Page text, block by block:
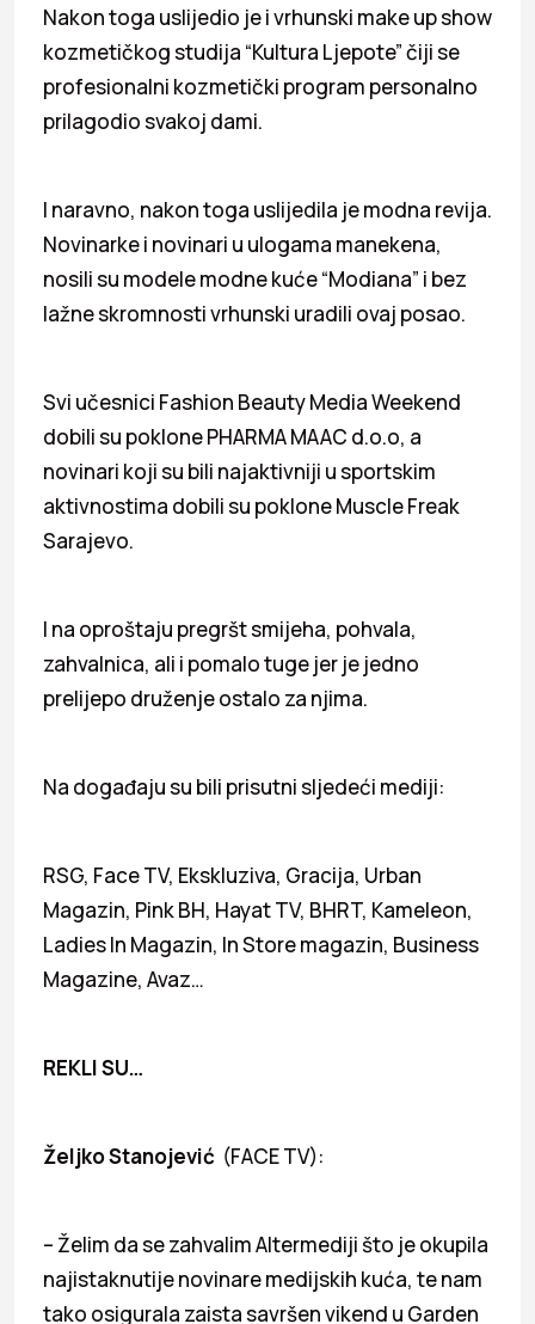
Nakon toga uslijedio je i vrhunski make up show
kozmetičkog studija “Kultura Ljepote” čiji se
profesionalni kozmetički program personalno
prilagodio svakoj dami.
I naravno, nakon toga uslijedila je modna revija.
Novinarke i novinari u ulogama manekena,
nosili su modele modne kuće “Modiana” i bez
lažne skromnosti vrhunski uradili ovaj posao.
Svi učesnici Fashion Beauty Media Weekend
dobili su poklone PHARMA MAAC d.o.o, a
novinari koji su bili najaktivniji u sportskim
aktivnostima dobili su poklone Muscle Freak
Sarajevo.
I na oproštaju pregršt smijeha, pohvala,
zahvalnica, ali i pomalo tuge jer je jedno
prelijepo druženje ostalo za njima.
Na događaju su bili prisutni sljedeći mediji:
RSG, Face TV, Ekskluziva, Gracija, Urban
Magazin, Pink BH, Hayat TV, BHRT, Kameleon,
Ladies In Magazin, In Store magazin, Business
Magazine, Avaz…
REKLI SU…
Željko Stanojević (FACE TV):
– Želim da se zahvalim Altermediji što je okupila
najistaknutije novinare medijskih kuća, te nam
tako osigurala zaista savršen vikend u Garden